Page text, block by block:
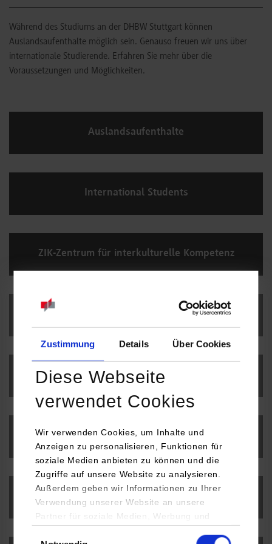
Zustimmung Details Über Cookies
Diese Webseite
verwendet Cookies
Wir verwenden Cookies, um Inhalte und
Anzeigen zu personalisieren, Funktionen für
soziale Medien anbieten zu können und die
Zugriffe auf unsere Website zu analysieren.
Außerdem geben wir Informationen zu Ihrer
Verwendung unserer Website an unsere
Partner für soziale Medien, Werbung und
Während des Studiums an der DHBW Stuttgart können
Auslandsaufenthalte möglich sein. Genauso freuen wir uns über
internationale Studierende. Erfahren Sie mehr über die
Voraussetzungen und Möglichkeiten.
Auslandsaufenthalte
International Students
ZIK-Zentrum für interkulturelle Kompetenz
Erfahrungsberichte
Culture Connection und Buddy Programme
Interkulturelles Zertifikat